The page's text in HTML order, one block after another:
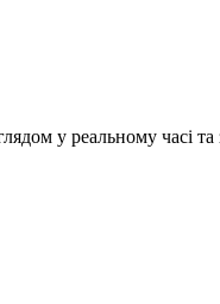
у реальному часі